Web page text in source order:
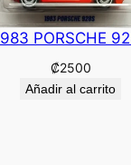
PORSCHE
₡2500
Añadir al carrito